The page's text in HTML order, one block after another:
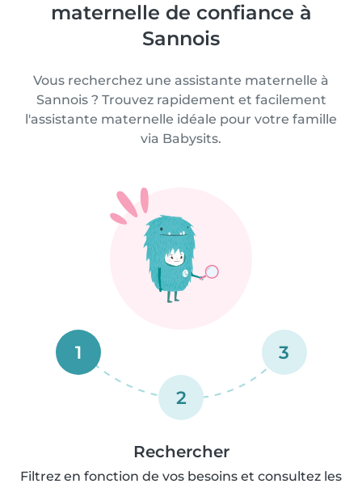
maternelle de confiance à
Sannois
Vous recherchez une assistante maternelle à
Sannois ? Trouvez rapidement et facilement
l'assistante maternelle idéale pour votre famille
via Babysits.
1
2
3
Rechercher
Filtrez en fonction de vos besoins et consultez les